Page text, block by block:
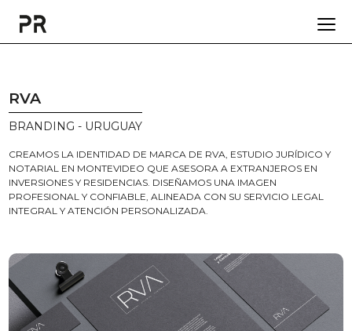
RVA
BRANDING - URUGUAY
CREAMOS LA IDENTIDAD DE MARCA DE RVA, ESTUDIO JURÍDICO Y
NOTARIAL EN MONTEVIDEO QUE ASESORA A EXTRANJEROS EN
INVERSIONES Y RESIDENCIAS. DISEÑAMOS UNA IMAGEN
PROFESIONAL Y CONFIABLE, ALINEADA CON SU SERVICIO LEGAL
INTEGRAL Y ATENCIÓN PERSONALIZADA.